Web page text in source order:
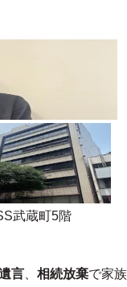
武蔵町5階
言 相続放棄で家族